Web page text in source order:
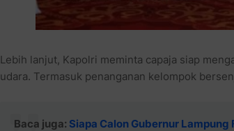
Lebih lanjut, Kapolri meminta capaja siap
udara. Termasuk penanganan kelompok
Baca juga: Siapa Calon Gubernur Lampung